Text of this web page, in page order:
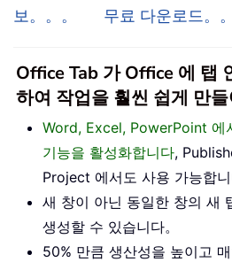
보。。。
무료 다운로드。。
Office Tab 가 Office 에 탭
하여 작업을 훨씬 쉽게 만
Word, Excel, PowerPoint 에
기능을 활성화합니다,
Project 에서도 사용 가능합니
새 창이 아닌 동일한 창의 새
생성할 수 있습니다。
50% 만큼 생산성을 높이고